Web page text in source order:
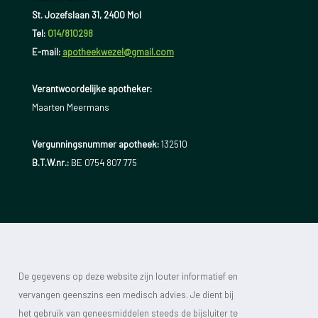
St. Jozefslaan 31, 2400 Mol
Tel: 014/810298
E-mail: apotheekwezel@gmail.com
Verantwoordelijke apotheker:
Maarten Meermans
Vergunningsnummer apotheek:132510
B.T.W.nr.:BE 0754 807 775
De gegevens op deze website zijn louter informatief en
vervangen geenszins een medisch advies. Je dient bij
het gebruik van geneesmiddelen steeds de bijsluiter te